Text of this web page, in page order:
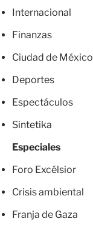
Internacional
Finanzas
Ciudad de México
Deportes
Espectáculos
Sintetika
Especiales
Foro Excélsior
Crisis ambiental
Franja de Gaza